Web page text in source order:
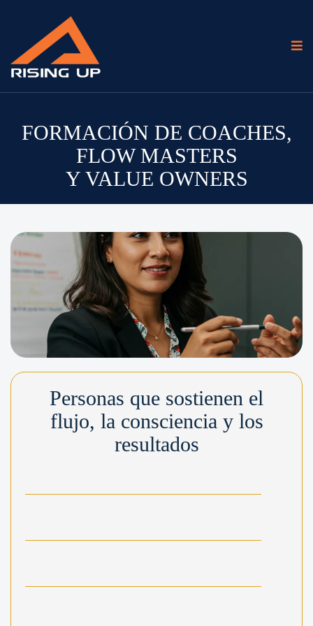
FORMACIÓN DE COACHES,
FLOW MASTERS
Y VALUE OWNERS
Personas que sostienen el
flujo, la consciencia y los
resultados